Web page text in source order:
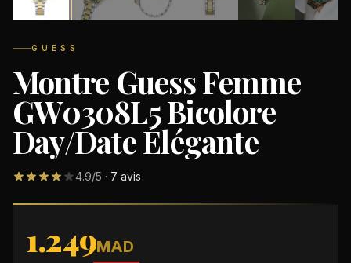
Collections
Montres Femme
Montres Homme
DÉCOUVRIR NOS MONTRES PREMIUM AU MAROC
GUESS
Montre Guess Femme
GW0308L5 Bicolore
Day/Date Élégante
4.9/5 · 7 avis
1.249MAD